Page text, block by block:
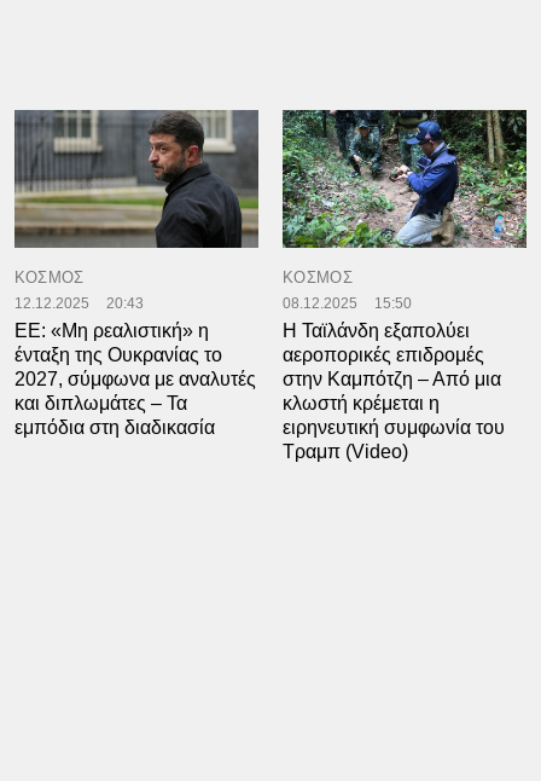
ΚΟΣΜΟΣ
12.12.2025 20:43
ΕΕ: «Μη ρεαλιστική» η
ένταξη της Ουκρανίας το
2027, σύμφωνα με αναλυτές
και διπλωμάτες – Τα
εμπόδια στη διαδικασία
ΚΟΣΜΟΣ
08.12.2025 15:50
Η Ταϊλάνδη εξαπολύει
αεροπορικές επιδρομές
στην Καμπότζη – Από μια
κλωστή κρέμεται η
ειρηνευτική συμφωνία του
Τραμπ (Video)